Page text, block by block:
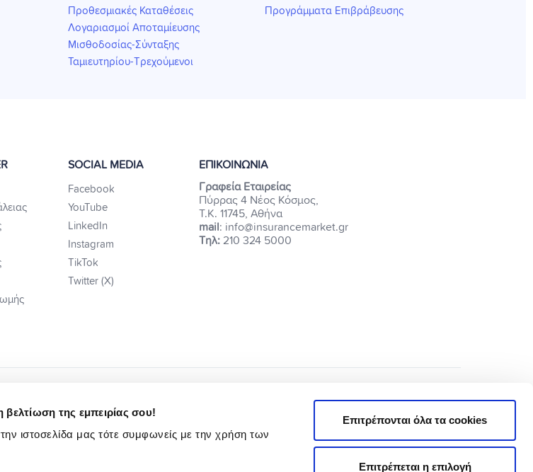
βελτίωση της εμπειρίας σου!
ιστοσελίδα μας τότε συμφωνείς με την χρήση των
Επιτρέπονται όλα τα cookies
Επιτρέπεται η επιλογή
Προθεσμιακές Καταθέσεις
Λογαριασμοί Αποταμίευσης
Μισθοδοσίας-Σύνταξης
Ταμιευτηρίου-Τρεχούμενοι
Προγράμματα Επιβράβευσης
SOCIAL MEDIA
Facebook
YouTube
LinkedIn
Instagram
TikTok
Twitter (X)
ΕΠΙΚΟΙΝΩΝΙΑ
Γραφεία Εταιρείας
Πύρρας 4 Νέος Κόσμος,
Τ.Κ. 11745, Αθήνα
mail : info@insurancemarket.gr
Τηλ: 210 324 5000